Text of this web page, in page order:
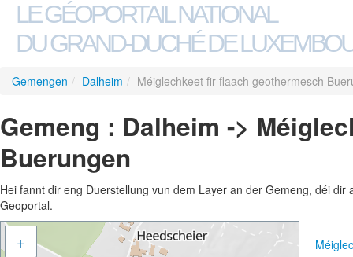
LE GÉOPORTAIL NATIONAL
DU GRAND-DUCHÉ DE
Gemengen / Dalheim / Méiglechkeet fir flaach geothermesch
Gemeng : Dalheim ->
Buerungen
Hei fannt dir eng Duerstellung vun dem Layer an der Gemeng, déi
Geoportal.
+